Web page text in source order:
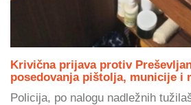
Krivična prijava protiv
posedovanja pištolja, municije i
Policija, po nalogu nadležnih